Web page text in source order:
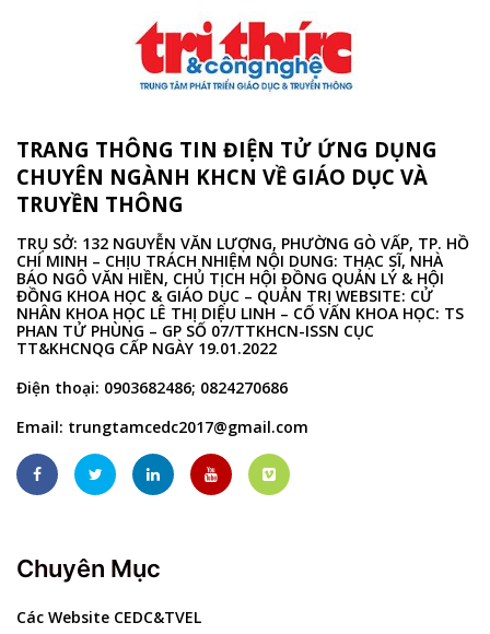
TRANG THÔNG TIN ĐIỆN TỬ ỨNG DỤNG
CHUYÊN NGÀNH KHCN VỀ GIÁO DỤC VÀ
TRUYỀN THÔNG
TRỤ SỞ: 132 NGUYỄN VĂN LƯỢNG, PHƯỜNG GÒ VẤP, TP. HỒ
CHÍ MINH – CHỊU TRÁCH NHIỆM NỘI DUNG: THẠC SĨ, NHÀ
BÁO NGÔ VĂN HIỀN, CHỦ TỊCH HỘI ĐỒNG QUẢN LÝ & HỘI
ĐỒNG KHOA HỌC & GIÁO DỤC – QUẢN TRỊ WEBSITE: CỬ
NHÂN KHOA HỌC LÊ THỊ DIỆU LINH – CỐ VẤN KHOA HỌC: TS
PHAN TỬ PHÙNG – GP SỐ 07/TTKHCN-ISSN CỤC
TT&KHCNQG CẤP NGÀY 19.01.2022
Điện thoại: 0903682486; 0824270686
Email: trungtamcedc2017@gmail.com
Chuyên Mục
Các Website CEDC&TVEL